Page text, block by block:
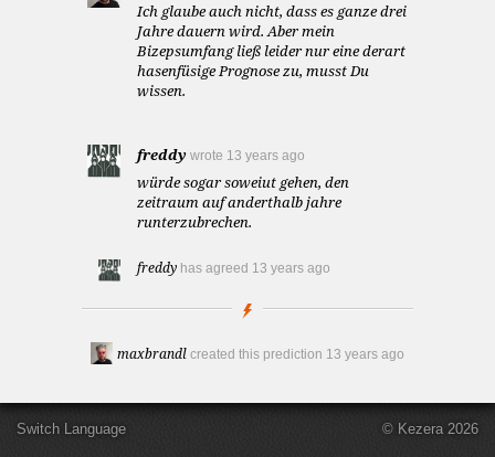
Ich glaube auch nicht, dass es ganze drei
Jahre dauern wird. Aber mein
Bizepsumfang ließ leider nur eine derart
hasenfüsige Prognose zu, musst Du
wissen.
freddy wrote 13 years ago
würde sogar soweiut gehen, den
zeitraum auf anderthalb jahre
runterzubrechen.
freddy has agreed 13 years ago
maxbrandl created this prediction 13 years ago
Switch Language © Kezera 2026